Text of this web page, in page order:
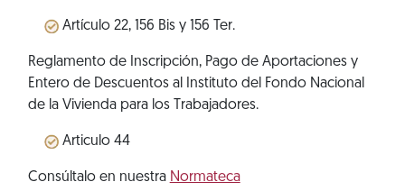
Artículo 22, 156 Bis y 156 Ter.
Reglamento de Inscripción, Pago de Aportaciones y
Entero de Descuentos al Instituto del Fondo Nacional
de la Vivienda para los Trabajadores.
Articulo 44
Consúltalo en nuestra Normateca